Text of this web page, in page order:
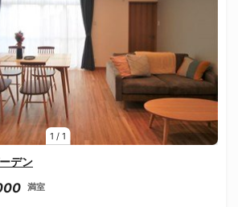
1 / 1
デン
満室